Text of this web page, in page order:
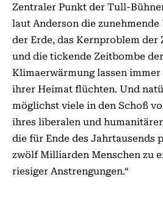
Zentraler Punkt der Tull-
laut Anderson die
der Erde, das Kernproblem der
und die tickende Zeitbombe
Klimaerwärmung lassen immer
ihrer Heimat flüchten. Und
möglichst viele in den Schoß
ihres liberalen und
die für Ende des Jahrtausends
zwölf Milliarden Menschen zu
riesiger Anstrengungen.“